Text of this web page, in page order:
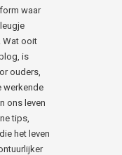
waar
Wat ooit
is
ouders,
werkende
ons leven
tips,
het leven